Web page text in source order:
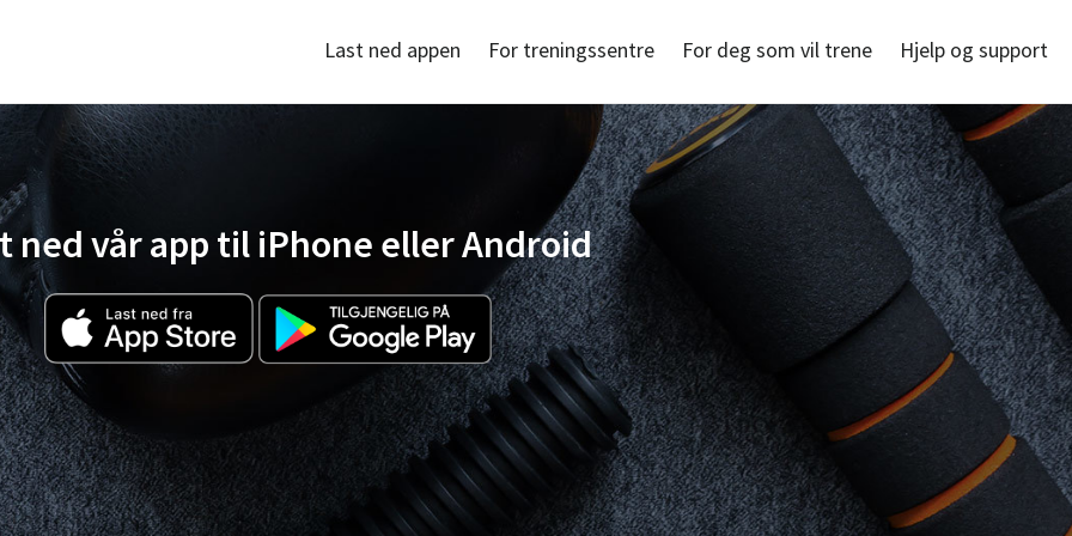
Last ned appen For treningssentre For deg som vil trene Hjelp og support
ned vår app til iPhone eller Android